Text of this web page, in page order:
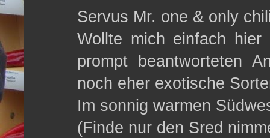
Servus Mr. one & only
Wollte mich einfach
prompt beantworteten
noch eher exotische
Im sonnig warmen
(Finde nur den Sred